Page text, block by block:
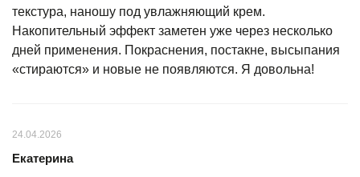
текстура, наношу под увлажняющий крем.
Накопительный эффект заметен уже через несколько
дней применения. Покраснения, постакне, высыпания
«стираются» и новые не появляются. Я довольна!
24.04.2026
Екатерина